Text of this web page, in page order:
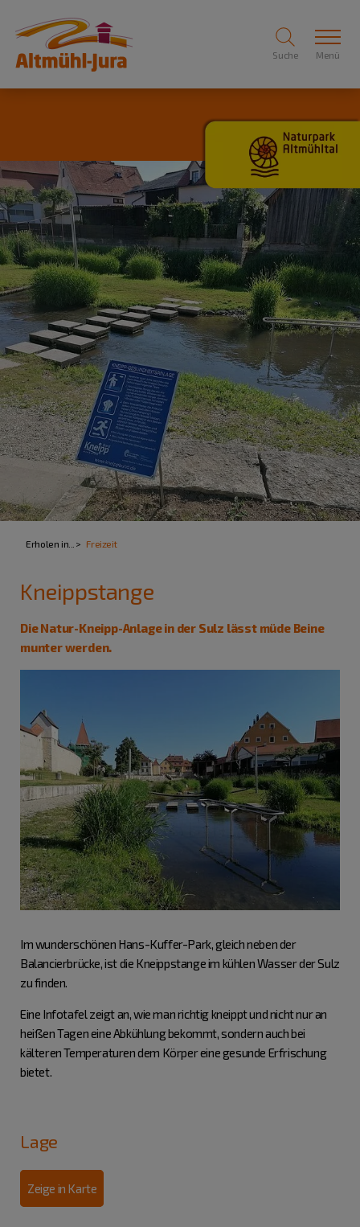
Suche Menü
Erholen in... Freizeit
Kneippstange
Die Natur-Kneipp-Anlage in der Sulz lässt müde Beine
munter werden.
Im wunderschönen Hans-Kuffer-Park, gleich neben der
Balancierbrücke, ist die Kneippstange im kühlen Wasser der Sulz
zu finden.
Eine Infotafel zeigt an, wie man richtig kneippt und nicht nur an
heißen Tagen eine Abkühlung bekommt, sondern auch bei
kälteren Temperaturen dem Körper eine gesunde Erfrischung
bietet.
Lage
Zeige in Karte